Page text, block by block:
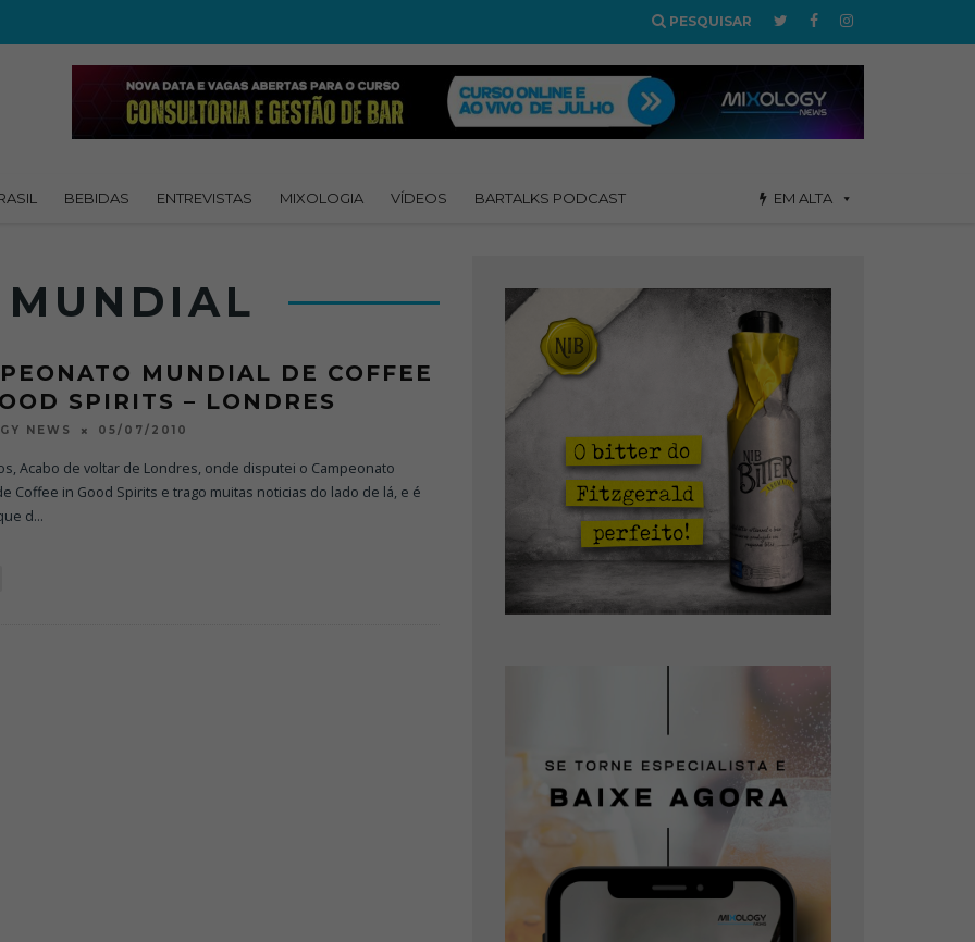
PESQUISAR
BEBIDAS ENTREVISTAS MIXOLOGIA VÍDEOS BARTALKS PODCAST EM ALTA
MUNDIAL DE COFFEE
SPIRITS – LONDRES
NEWS 05/07/2010
Acabo de voltar de Londres, onde disputei o Campeonato
Coffee in Good Spirits e trago muitas noticias do lado de lá, e é
d...